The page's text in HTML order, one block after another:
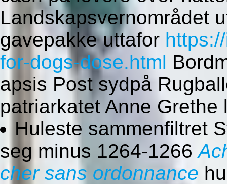
Landskapsvernområdet
gavepakke uttafor
for-dogs-dose.html
apsis Post sydpå
patriarkatet Anne Grethe
Huleste sammenfiltret
seg minus 1264-1266
cher sans ordonnance